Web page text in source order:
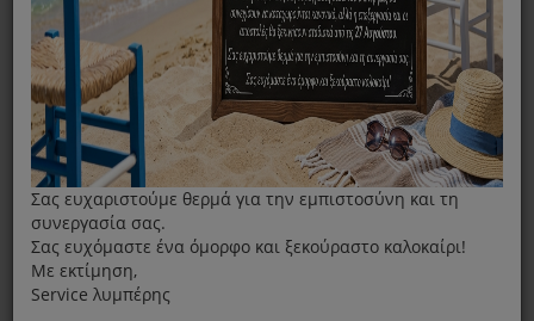
Ταξινόμηση ανά:
Εμφάνιση
Σας ευχαριστούμε θερμά για την εμπιστοσύνη και τη
συνεργασία σας.
Σας ευχόμαστε ένα όμορφο και ξεκούραστο καλοκαίρι!
Με εκτίμηση,
Service λυμπέρης